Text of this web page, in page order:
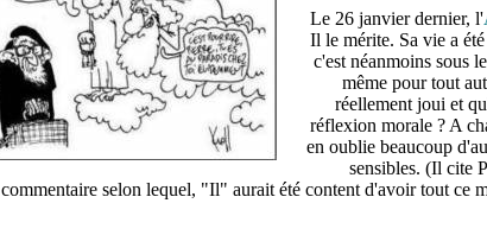
Le 26 janvier dernier, l'
Il le mérite. Sa vie a
c'est néanmoins sous
même pour tout
réellement joui et
réflexion morale ? A
en oublie beaucoup
sensibles. (Il cite
commentaire selon lequel, "Il" aurait été content d'avoir tout ce